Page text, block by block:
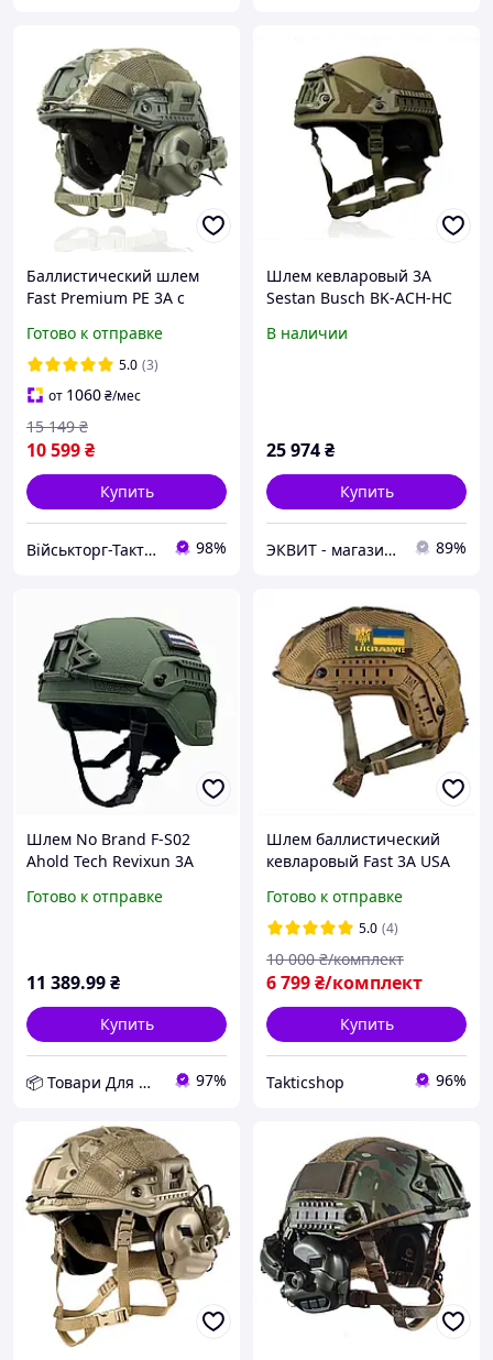
Баллистический шлем
Fast Premium PE 3A с
креплениями и фонарем
олива мультикам пиксель
Готово к отправке
5.0 (3)
от 1060₴/мес
10 599₴
15 149 ₴
Купить
Військторг-Тактичне спорядження 98%
Шлем кевларовый 3А
Sestan Busch BK-ACH-HC
В наличии
25 974₴
Купить
ЭКВИТ - магазин тактической одежды и снаряжения 89%
Шлем No Brand F-S02
Ahold Tech Revixun 3А
(2498245440) D12-2026
Готово к отправке
11 389.99₴
Купить
📦 Товари Для Дому 97%
Шлем баллистический
кевларовый Fast 3А USA
койот
Готово к отправке
5.0 (4)
6 799₴/комплект
10 000 ₴/комплект
Купить
Takticshop 96%